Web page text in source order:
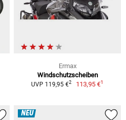
Ermax
Windschutzscheiben
UVP 119,95 €2 113,95 €1
NEU